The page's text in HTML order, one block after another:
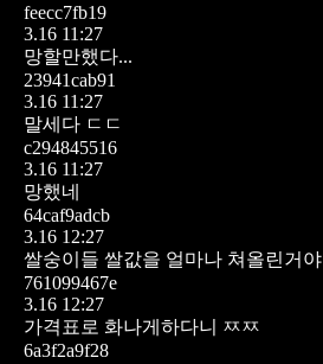
feecc7fb19
3.16 11:27
망할만했다...
23941cab91
3.16 11:27
말세다 ㄷㄷ
c294845516
3.16 11:27
망했네
64caf9adcb
3.16 12:27
쌀숭이들 쌀값을 얼마나 쳐올린거야
761099467e
3.16 12:27
가격표로 화나게하다니 ㅉㅉ
6a3f2a9f28